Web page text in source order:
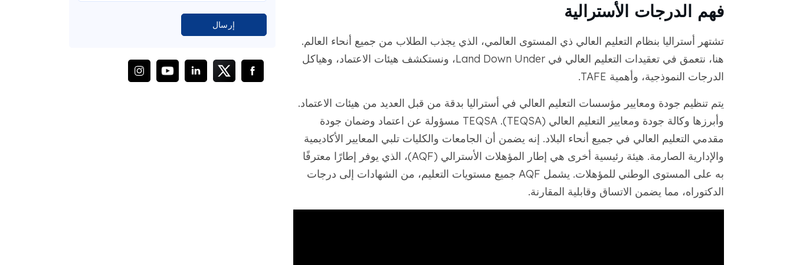
فهم الدرجات الأسترالية
تشتهر أستراليا بنظام التعليم العالي ذي المستوى العالمي، الذي يجذب الطلاب من جميع أنحاء العالم.
هنا، نتعمق في تعقيدات التعليم العالي في Land Down Under، ونستكشف هيئات الاعتماد، وهياكل
الدرجات النموذجية، وأهمية TAFE.
يتم تنظيم جودة ومعايير مؤسسات التعليم العالي في أستراليا بدقة من قبل العديد من هيئات الاعتماد.
وأبرزها وكالة جودة ومعايير التعليم العالي (TEQSA). TEQSA مسؤولة عن اعتماد وضمان جودة
مقدمي التعليم العالي في جميع أنحاء البلاد. إنه يضمن أن الجامعات والكليات تلبي المعايير الأكاديمية
والإدارية الصارمة. هيئة رئيسية أخرى هي إطار المؤهلات الأسترالي (AQF)، الذي يوفر إطارًا معترفًا
به على المستوى الوطني للمؤهلات. يشمل AQF جميع مستويات التعليم، من الشهادات إلى درجات
الدكتوراه، مما يضمن الاتساق وقابلية المقارنة.
إرسال